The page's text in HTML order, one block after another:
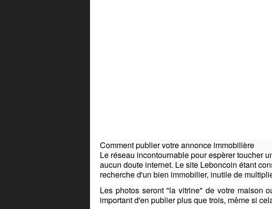
Comment publier votre annonce immobilière
Le réseau incontournable pour espèrer toucher
aucun doute internet. Le site Leboncoin étant
recherche d'un bien immobilier, inutile de
Les photos seront "la vitrine" de votre maison
important d'en publier plus que trois, même si